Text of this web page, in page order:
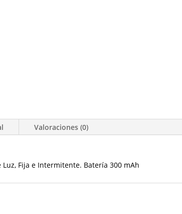
Valoraciones (0)
Fija e Intermitente. Batería 300 mAh